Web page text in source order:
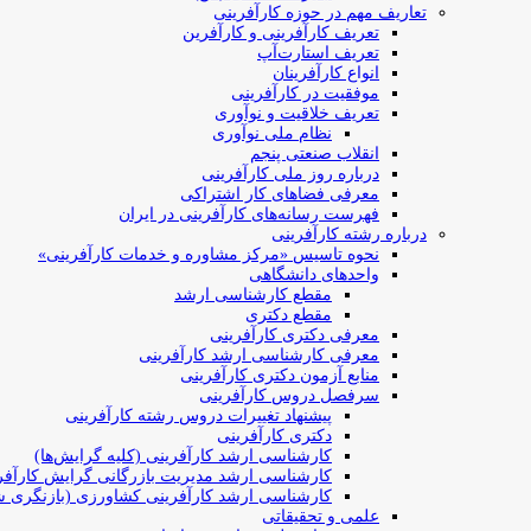
تعاریف مهم در حوزه کارآفرینی
تعریف کارآفرینی و کارآفرین
تعریف استارت‌آپ
انواع کارآفرینان
موفقیت در کارآفرینی
تعریف خلاقیت و نوآوری
نظام ملی نوآوری
انقلاب صنعتی پنجم
درباره روز ملی کارآفرینی
معرفی فضاهای کار اشتراکی
فهرست رسانه‌های کارآفرینی در ایران
درباره رشته کارآفرینی
نحوه تاسیس «مرکز مشاوره و خدمات کارآفرینی»
واحدهای دانشگاهی
مقطع کارشناسی ارشد
مقطع دکتری
معرفی دکتری کارآفرینی
معرفی کارشناسی ارشد کارآفرینی
منابع آزمون دکتری کارآفرینی
سرفصل دروس کارآفرینی
پیشنهاد تغییرات دروس رشته کارآفرینی
دکتری کارآفرینی
کارشناسی ارشد کارآفرینی (کلیه گرایش‌ها)
کارشناسی ارشد مدیریت بازرگانی گرایش
کارشناسی ارشد کارآفرینی کشاورزی (بازنگری
علمی و تحقیقاتی